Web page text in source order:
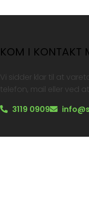
KOM I KONTAKT
Vi sidder klar til at
telefon, mail eller ved
3119 0909